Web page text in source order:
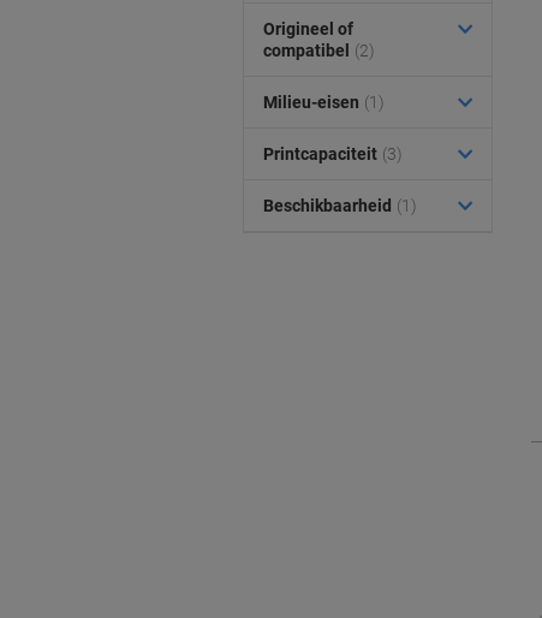
Origineel of
compatibel
(2)
Milieu-eisen (1)
Printcapaciteit (3)
Beschikbaarheid (1)